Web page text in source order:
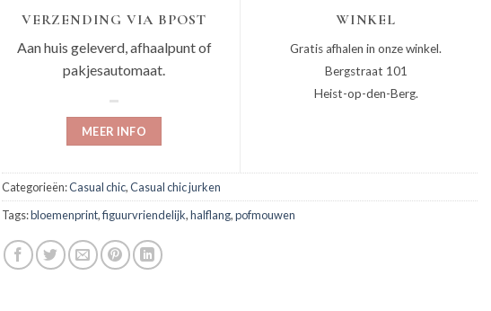
VERZENDING VIA BPOST
Aan huis geleverd, afhaalpunt of
pakjesautomaat.
MEER INFO
WINKEL
Gratis afhalen in onze winkel.
Bergstraat 101
Heist-op-den-Berg.
Categorieën:Casual chic,Casual chic jurken
Tags:bloemenprint,figuurvriendelijk,halflang,pofmouwen